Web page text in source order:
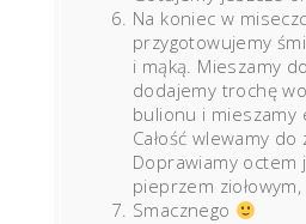
Na koniec w
przygotowujemy
i mąką. Mieszamy
dodajemy trochę
bulionu i mieszamy
Całość wlewamy do
Doprawiamy octem
pieprzem
Smacznego